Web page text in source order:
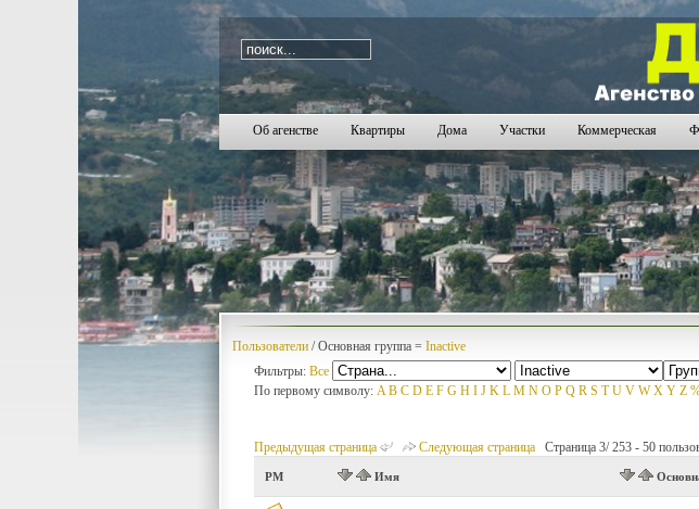
Об агенстве Квартиры Дома Участки Коммерческая
Пользователи / Основная группа = Inactive
Фильтры: Все
По первому символу: A B C D E F G H I J K L M N O P Q R S T U V W X Y Z
Предыдущая страница Следующая страница Страница 3/ 253 - 50
PM Имя